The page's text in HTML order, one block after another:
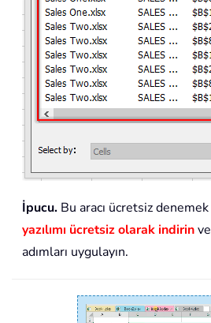
İpucu. Bu aracı ücretsiz
yazılımı ücretsiz olarak indirin
adımları uygulayın.